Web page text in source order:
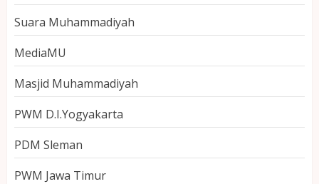
Suara Muhammadiyah
MediaMU
Masjid Muhammadiyah
PWM D.I.Yogyakarta
PDM Sleman
PWM Jawa Timur